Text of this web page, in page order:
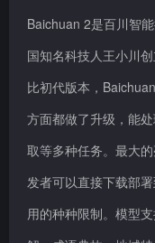
Baichuan 2是百川智
国知名科技人王小川
比初代版本，
方面都做了升级，能
取等多种任务。最大
发者可以直接下载部
用的种种限制。模型